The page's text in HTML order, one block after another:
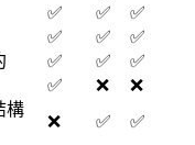
✅ ✅
✅
✅ ✅
✅
✅ ✅
✅
✅ ❌
❌
構
❌ ✅
✅